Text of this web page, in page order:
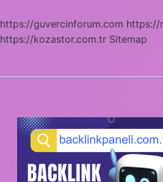
https://guvercinforum.com https://
https://kozastor.com.tr Sitemap
SIDEBAR